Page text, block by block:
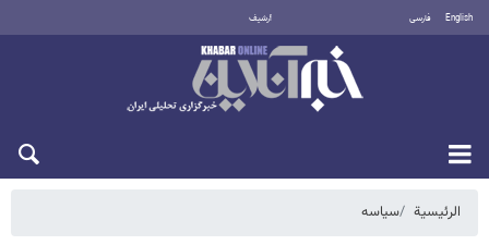
English فارسی أرشيف
الرئيسية سیاسه